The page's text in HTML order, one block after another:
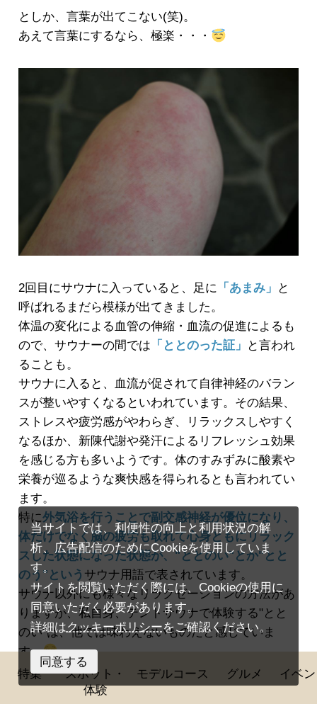
としか、言葉が出てこない(笑)。
あえて言葉にするなら、極楽・・・
2回目にサウナに入っていると、足に 「あまみ」
と
呼ばれるまだら模様が出てきました。
体温の変化による血管の伸縮・血流の促進によるも
ので、サウナーの間では 「ととのった証」
と言われ
ることも。
サウナに入ると、血流が促されて自律神経のバラン
スが整いやすくなるといわれています。その結果、
ストレスや疲労感がやわらぎ、リラックスしやすく
なるほか、新陳代謝や発汗によるリフレッシュ効果
を感じる方も多いようです。体のすみずみに酸素や
栄養が巡るような爽快感を得られるとも言われてい
ます。
特に外気浴を行うことで副交感神経が優位になり、
体だけでなく脳の疲労も取れて心身ともにリラック
スした状態になった状態が、"ととのい"とか"とと
のう"という サウナ用語で表されています。
サウナ以外にも様々なリラクゼーションの方法があ
りますが、私自身、テントサウナで体験する"とと
のい"は、他では味わえないものだと感じていま
す。
特集
スポット・
体験
モデルコース グルメ イベ
当サイトでは、利便性の向上と利用状況の解
析、広告配信のためにCookieを使用していま
す。
サイトを閲覧いただく際には、Cookieの使用に
同意いただく必要があります。
詳細はクッキーポリシーをご確認ください。
同意する